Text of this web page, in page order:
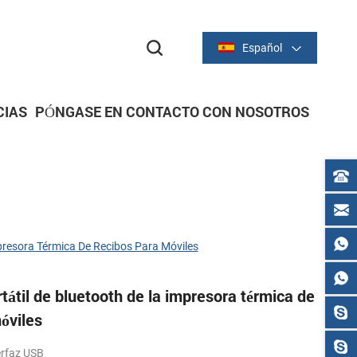
Español
PÓNGASE EN CONTACTO CON NOSOTROS
Térmica De Recibos Para Móviles
de bluetooth de la impresora térmica de
USB